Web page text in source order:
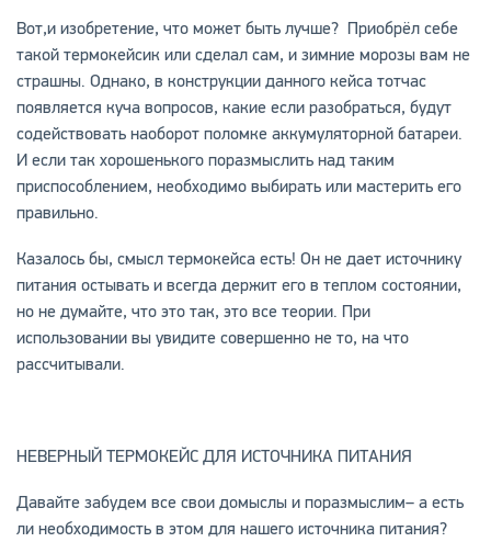
Вот,и изобретение, что может быть лучше? Приобрёл себе
такой термокейсик или сделал сам, и зимние морозы вам не
страшны. Однако, в конструкции данного кейса тотчас
появляется куча вопросов, какие если разобраться, будут
содействовать наоборот поломке аккумуляторной батареи.
И если так хорошенького поразмыслить над таким
приспособлением, необходимо выбирать или мастерить его
правильно.
Казалось бы, смысл термокейса есть! Он не дает источнику
питания остывать и всегда держит его в теплом состоянии,
но не думайте, что это так, это все теории. При
использовании вы увидите совершенно не то, на что
рассчитывали.
НЕВЕРНЫЙ ТЕРМОКЕЙС ДЛЯ ИСТОЧНИКА ПИТАНИЯ
Давайте забудем все свои домыслы и поразмыслим– а есть
ли необходимость в этом для нашего источника питания?